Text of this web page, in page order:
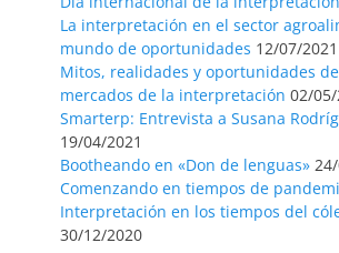
La interpretación en el sector
mundo de oportunidades 12/07/2021
Mitos, realidades y oportunidades
mercados de la interpretación 02/05/
Smarterp: Entrevista a Susana
19/04/2021
Bootheando en «Don de lenguas»
Comenzando en tiempos de
Interpretación en los tiempos del
30/12/2020